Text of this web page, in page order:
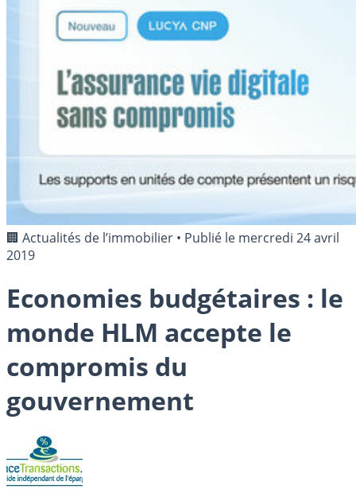
🏢 Actualités de l’immobilier • Publié le mercredi 24 avril
2019
Economies budgétaires : le
monde HLM accepte le
compromis du
gouvernement